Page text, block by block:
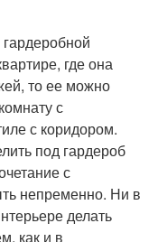
где она
то ее можно
с
с коридором.
под гардероб
с
непременно. Ни в
делать
как и в